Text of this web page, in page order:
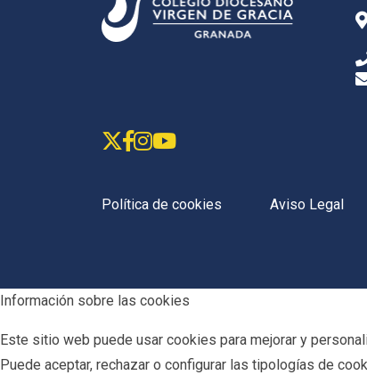
Política de cookies Aviso Legal
Información sobre las cookies
Este sitio web puede usar cookies para mejorar y
Puede aceptar, rechazar o configurar las tipologías de